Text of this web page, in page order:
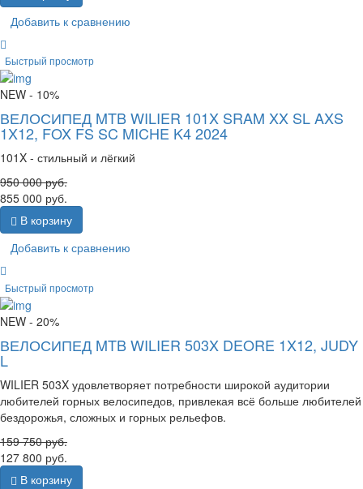
Добавить к сравнению
Быстрый просмотр
NEW - 10%
ВЕЛОСИПЕД MTB WILIER 101X SRAM XX SL AXS
1X12, FOX FS SC MICHE K4 2024
101X - стильный и лёгкий
950 000руб.
855 000 руб.
В корзину
Добавить к сравнению
Быстрый просмотр
NEW - 20%
ВЕЛОСИПЕД MTB WILIER 503X DEORE 1X12, JUDY
L
WILIER 503X удовлетворяет потребности широкой аудитории
любителей горных велосипедов, привлекая всё больше любителей
бездорожья, сложных и горных рельефов.
159 750руб.
127 800 руб.
В корзину